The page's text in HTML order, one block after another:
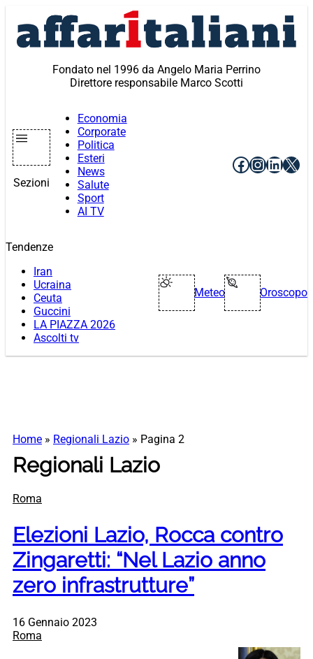
contenuto
Fondato nel 1996 da Angelo Maria Perrino
Direttore responsabile Marco Scotti
Sezioni
Economia
Corporate
Politica
Esteri
News
Salute
Sport
AI TV
Facebook
X
Tendenze
Iran
Ucraina
Ceuta
Guccini
LA PIAZZA 2026
Ascolti tv
Meteo Oroscopo
Home » Regionali Lazio » Pagina 2
Regionali Lazio
Roma
Elezioni Lazio, Rocca contro
Zingaretti: “Nel Lazio anno
zero infrastrutture”
16 Gennaio 2023
Roma